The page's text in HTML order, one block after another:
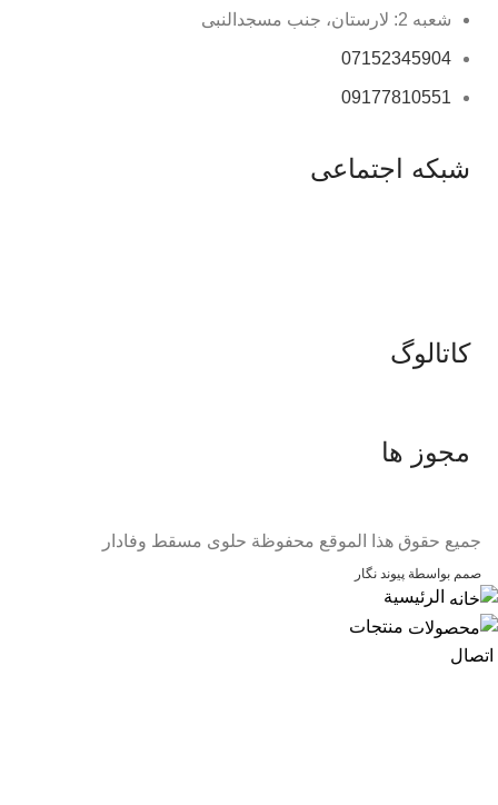
شعبه 2: لارستان، جنب مسجدالنبی
07152345904
09177810551
شبکه اجتماعی
کاتالوگ
مجوز ها
جميع حقوق هذا الموقع محفوظة حلوى مسقط وفادار
صمم بواسطة پیوند نگار
الرئيسية
منتجات
اتصال